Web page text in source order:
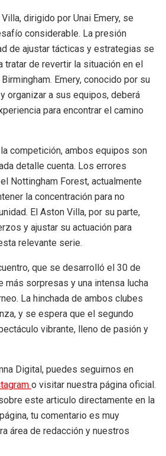
dirigido por Unai Emery, se
considerable. La presión
de ajustar tácticas y estrategias se
tratar de revertir la situación en el
Emery, conocido por su
organizar a sus equipos, deberá
para encontrar el camino
competición, ambos equipos son
detalle cuenta. Los errores
Nottingham Forest, actualmente
la concentración para no
El Aston Villa, por su parte,
y ajustar su actuación para
relevante serie.
que se desarrolló el 30 de
más sorpresas y una intensa lucha
La hinchada de ambos clubes
y se espera que el segundo
vibrante, lleno de pasión y
Digital, puedes seguirnos en
o visitar nuestra página oficial.
este articulo directamente en la
tu comentario es muy
área de redacción y nuestros